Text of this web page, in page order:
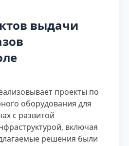
выдачи
проекты по
оборудования для
с развитой
включая
решения были